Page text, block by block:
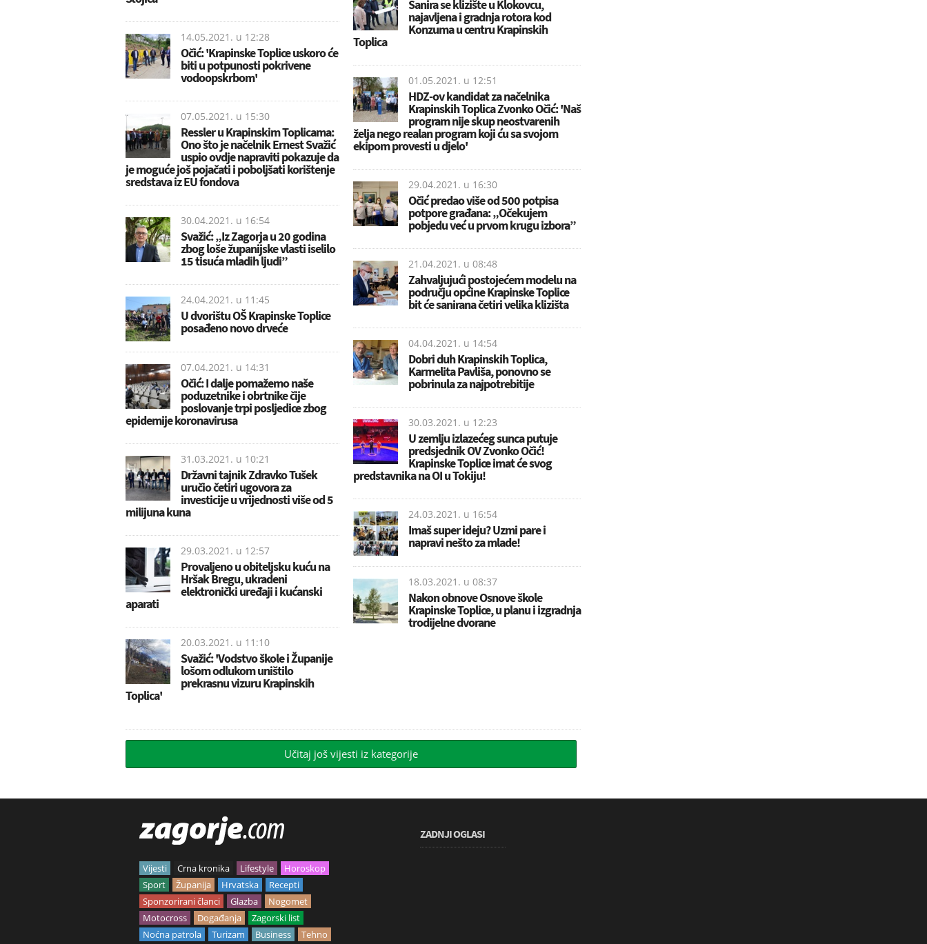
14.05.2021. u 12:28
Očić: 'Krapinske Toplice uskoro će
biti u potpunosti pokrivene
vodoopskrbom'
07.05.2021. u 15:30
Ressler u Krapinskim Toplicama:
Ono što je načelnik Ernest Svažić
uspio ovdje napraviti pokazuje da
je moguće još pojačati i poboljšati korištenje
sredstava iz EU fondova
30.04.2021. u 16:54
Svažić: „Iz Zagorja u 20 godina
zbog loše županijske vlasti iselilo
15 tisuća mladih ljudi”
24.04.2021. u 11:45
U dvorištu OŠ Krapinske Toplice
posađeno novo drveće
07.04.2021. u 14:31
Očić: I dalje pomažemo naše
poduzetnike i obrtnike čije
poslovanje trpi posljedice zbog
epidemije koronavirusa
31.03.2021. u 10:21
Državni tajnik Zdravko Tušek
uručio četiri ugovora za
investicije u vrijednosti više od 5
milijuna kuna
29.03.2021. u 12:57
Provaljeno u obiteljsku kuću na
Hršak Bregu, ukradeni
elektronički uređaji i kućanski
aparati
20.03.2021. u 11:10
Svažić: 'Vodstvo škole i Županije
lošom odlukom uništilo
prekrasnu vizuru Krapinskih
Toplica'
Sanira se klizište u Klokovcu,
najavljena i gradnja rotora kod
Konzuma u centru Krapinskih
Toplica
01.05.2021. u 12:51
HDZ-ov kandidat za načelnika
Krapinskih Toplica Zvonko Očić: 'Naš
program nije skup neostvarenih
želja nego realan program koji ću sa svojom
ekipom provesti u djelo'
29.04.2021. u 16:30
Očić predao više od 500 potpisa
potpore građana: „Očekujem
pobjedu već u prvom krugu izbora”
21.04.2021. u 08:48
Zahvaljujući postojećem modelu na
području općine Krapinske Toplice
bit će sanirana četiri velika klizišta
04.04.2021. u 14:54
Dobri duh Krapinskih Toplica,
Karmelita Pavliša, ponovno se
pobrinula za najpotrebitije
30.03.2021. u 12:23
U zemlju izlazećeg sunca putuje
predsjednik OV Zvonko Očić!
Krapinske Toplice imat će svog
predstavnika na OI u Tokiju!
24.03.2021. u 16:54
Imaš super ideju? Uzmi pare i
napravi nešto za mlade!
18.03.2021. u 08:37
Nakon obnove Osnove škole
Krapinske Toplice, u planu i izgradnja
trodijelne dvorane
Učitaj još vijesti iz kategorije
Vijesti Crna kronika Lifestyle
Horoskop
Sport
Županija Hrvatska
Recepti
Sponzorirani članci
Glazba
Nogomet
Motocross
Događanja
Zagorski list
Noćna patrola
Turizam Business Tehno
ZADNJI OGLASI